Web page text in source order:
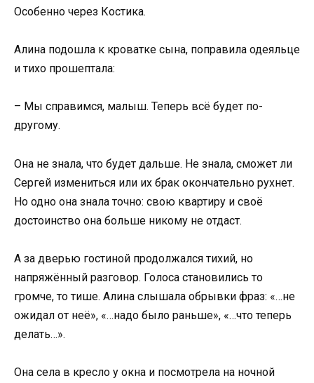
Особенно через Костика.
Алина подошла к кроватке сына, поправила одеяльце
и тихо прошептала:
– Мы справимся, малыш. Теперь всё будет по-
другому.
Она не знала, что будет дальше. Не знала, сможет ли
Сергей измениться или их брак окончательно рухнет.
Но одно она знала точно: свою квартиру и своё
достоинство она больше никому не отдаст.
А за дверью гостиной продолжался тихий, но
напряжённый разговор. Голоса становились то
громче, то тише. Алина слышала обрывки фраз: «…не
ожидал от неё», «…надо было раньше», «…что теперь
делать…».
Она села в кресло у окна и посмотрела на ночной